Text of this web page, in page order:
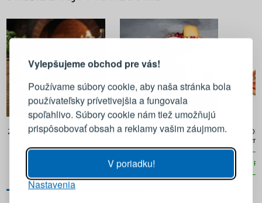
Vylepšujeme obchod pre vás!
Používame súbory cookie, aby naša stránka bola
používateľsky prívetivejšia a fungovala
spoľahlivo. Súbory cookie nám tiež umožňujú
prispôsobovať obsah a reklamy vašim záujmom.
V poriadku!
Nastavenia
22,90 €
Zassenhaus Boris 45 x 29 cm
lopatka na pizzu
25,34 €
BOSKA Amigo 30 cm -
pizzu
PRIDAŤ DO KOŠÍKA
PRIHLÁSENIE REGISTRÁCIA
Prihláste sa k svojmu účtu
PRIHLÁSIŤ SA